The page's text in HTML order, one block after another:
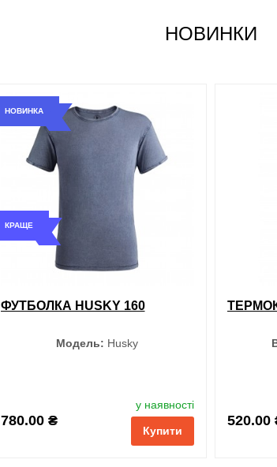
обрані
НОВИНКИ
НОВИНКА
КРАЩЕ
ФУТБОЛКА HUSKY 160
Модель: Husky
780.00 ₴
у наявності
Купити
Чорний
520.00